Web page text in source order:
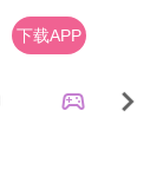
下载APP
sports_esports chevron_right